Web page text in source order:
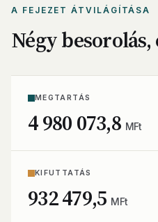
A FEJEZET ÁTVILÁGÍTÁSA
Négy
MEGTARTÁS
4 980 073,8 MFt
KIFUTTATÁS
932 479,5 MFt